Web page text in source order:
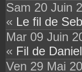
Sam 20 Juin
« Le fil de
Mar 09 Juin
« Fil de
Ven 29 Mai